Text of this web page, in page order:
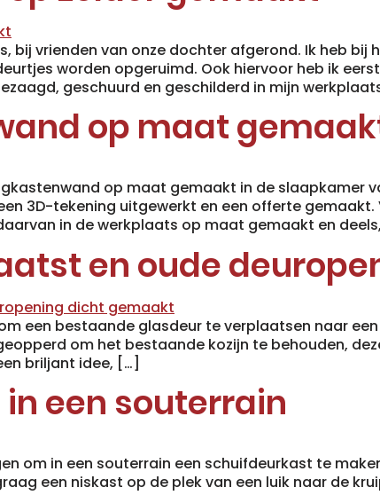
bij vrienden van onze dochter afgerond. Ik heb
worden opgeruimd. Ook hiervoor heb ik
geschuurd en geschilderd in mijn
op maat
op maat gemaakt in de slaapkamer
3D-tekening uitgewerkt en een offerte gemaakt.
in de werkplaats op maat gemaakt en
en oude
een bestaande glasdeur te verplaatsen naar
om het bestaande kozijn te behouden,
briljant idee, […]
een souterrain
om in een souterrain een schuifdeurkast te
een niskast op de plek van een luik naar de